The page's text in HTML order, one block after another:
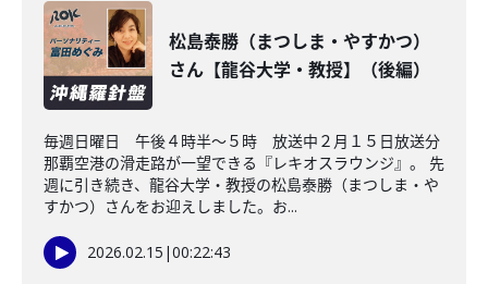
松島泰勝（まつしま・やすかつ）
さん【龍谷大学・教授】（後編）
毎週日曜日 午後４時半～５時 放送中２月１５日放送分
那覇空港の滑走路が一望できる『レキオスラウンジ』。 先
週に引き続き、龍谷大学・教授の松島泰勝（まつしま・や
すかつ）さんをお迎えしました。お...
2026.02.15 |00:22:43